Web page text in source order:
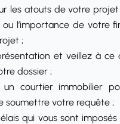
les atouts de votre
ou l’importance de votre
;
et veillez à ce
dossier ;
courtier immobilier
soumettre votre requête ;
qui vous sont